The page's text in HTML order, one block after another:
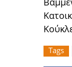
Tags